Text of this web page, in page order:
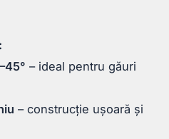
– ideal pentru găuri
– construcție ușoară și